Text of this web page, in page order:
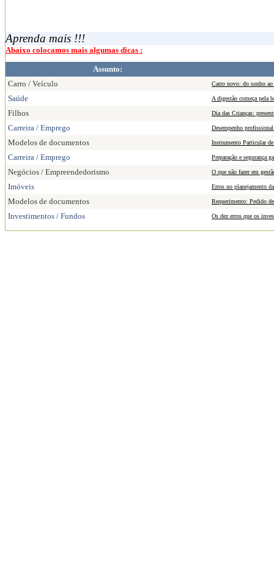
Aprenda mais !!!
Abaixo colocamos mais algumas dicas :
Assunto:
Carro / Veículo
Carro novo: do sonho
Saúde A digestão começa pela
Filhos Dia das Crianças:
Carreira / Emprego Desempenho
Modelos de documentos Instrumento Particular
Carreira / Emprego Preparação e segurança
Negócios / Empreendedorismo O que não fazer em
Imóveis Erros no planejamento
Modelos de documentos Requerimento: Pedido
Investimentos / Fundos Os dez erros que os